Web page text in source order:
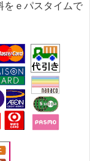
をｅパスタイムで